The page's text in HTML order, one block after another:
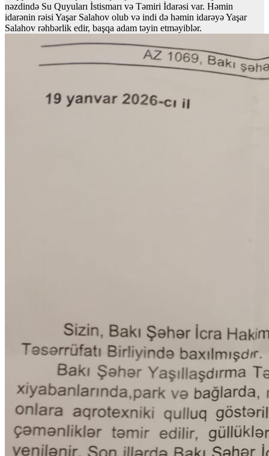
nəzdində Su Quyuları İstismarı və Təmiri İdarəsi var. Həmin
idarənin rəisi Yaşar Salahov olub və indi də həmin idarəyə Yaşar
Salahov rəhbərlik edir, başqa adam təyin etməyiblər.